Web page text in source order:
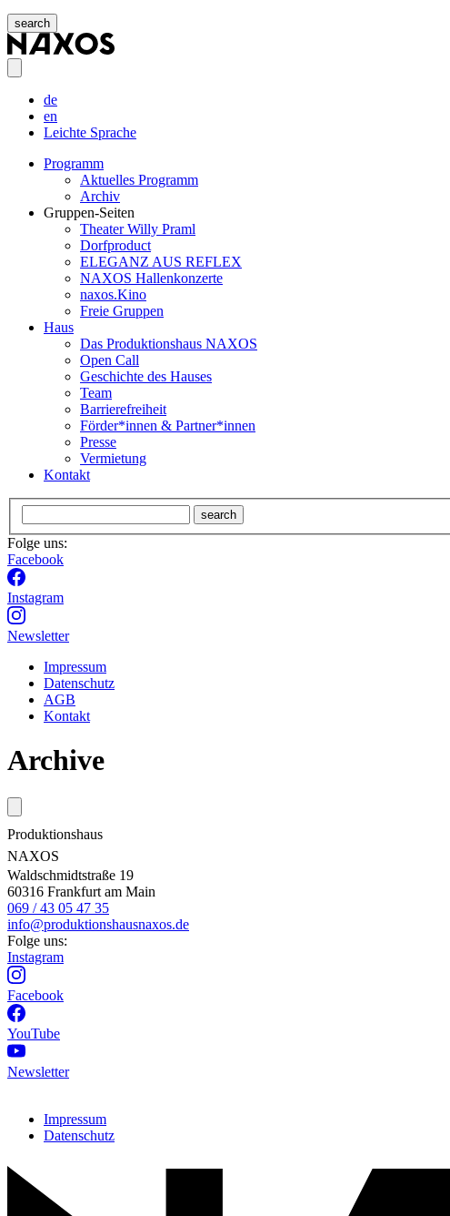
search
de
en
Leichte Sprache
Programm
Aktuelles Programm
Archiv
Gruppen-Seiten
Theater Willy Praml
Dorfproduct
ELEGANZ AUS REFLEX
NAXOS Hallenkonzerte
naxos.Kino
Freie Gruppen
Haus
Das Produktionshaus NAXOS
Open Call
Geschichte des Hauses
Team
Barrierefreiheit
Förder*innen & Partner*innen
Presse
Vermietung
Kontakt
search
Folge uns:
Facebook
Instagram
Newsletter
Impressum
Datenschutz
AGB
Kontakt
Archive
Produktionshaus
NAXOS
Waldschmidtstraße 19
60316 Frankfurt am Main
069 / 43 05 47 35
info@produktionshausnaxos.de
Folge uns:
Instagram
Facebook
YouTube
Newsletter
Impressum
Datenschutz